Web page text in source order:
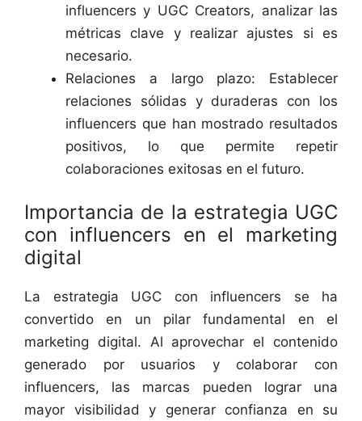
influencers y UGC Creators, analizar las
métricas clave y realizar ajustes si es
necesario.
Relaciones a largo plazo: Establecer
relaciones sólidas y duraderas con los
influencers que han mostrado resultados
positivos, lo que permite repetir
colaboraciones exitosas en el futuro.
Importancia de la estrategia UGC
con influencers en el marketing
digital
La estrategia UGC con influencers se ha
convertido en un pilar fundamental en el
marketing digital. Al aprovechar el contenido
generado por usuarios y colaborar con
influencers, las marcas pueden lograr una
mayor visibilidad y generar confianza en su